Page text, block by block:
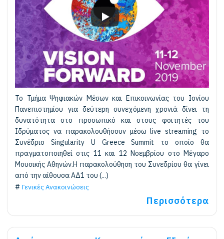
Το Τμήμα Ψηφιακών Μέσων και Επικοινωνίας του Ιονίου
Πανεπιστημίου για δεύτερη συνεχόμενη χρονιά δίνει τη
δυνατότητα στο προσωπικό και στους φοιτητές του
Ιδρύματος να παρακολουθήσουν μέσω live streaming το
Συνέδριο Singularity U Greece Summit το οποίο θα
πραγματοποιηθεί στις 11 και 12 Νοεμβρίου στο Μέγαρο
Μουσικής Αθηνών.Η παρακολούθηση του Συνεδρίου θα γίνει
από την αίθουσα ΑΔ1 του (...)
Γενικές Ανακοινώσεις
Περισσότερα